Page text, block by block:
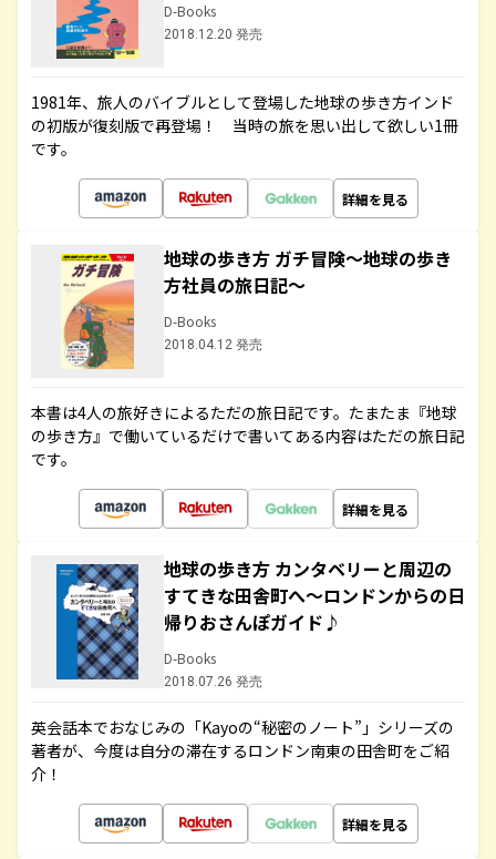
D-Books
2018.12.20 発売
1981年、旅人のバイブルとして登場した地球の歩き方インド
の初版が復刻版で再登場！ 当時の旅を思い出して欲しい1冊
です。
詳細を見る
地球の歩き方 ガチ冒険～地球の歩き
方社員の旅日記～
D-Books
2018.04.12 発売
本書は4人の旅好きによるただの旅日記です。たまたま『地球
の歩き方』で働いているだけで書いてある内容はただの旅日記
です。
詳細を見る
地球の歩き方 カンタベリーと周辺の
すてきな田舎町へ～ロンドンからの日
帰りおさんぽガイド♪
D-Books
2018.07.26 発売
英会話本でおなじみの「Kayoの“秘密のノート”」シリーズの
著者が、今度は自分の滞在するロンドン南東の田舎町をご紹
介！
詳細を見る